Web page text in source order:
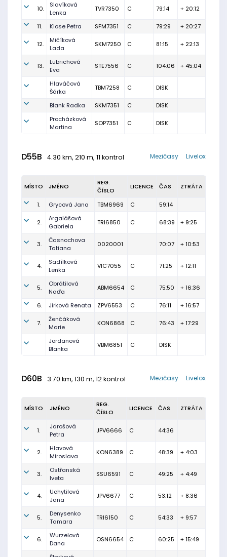
10.
Slavíková
Lenka
TVR7350 C 79:14 + 20:12
11. Klose Petra SFM7351 C 79:29 + 20:27
12.
Mičíková
Lada
SKM7250 C 81:15 + 22:13
13.
Lubrichová
Eva
STE7556 C 104:06 + 45:04
Hlaváčová
Šárka
TBM7258 C DISK
Blank Radka SKM7351 C
DISK
Procházková
Martina
SOP7351 C DISK
D55B 4.30 km, 210 m, 11 kontrol Livelox
Mezičasy
MÍSTO JMÉNO
REG.
ČÍSLO
LICENCE ČAS ZTRÁTA
1. Grycová Jana TBM6969 C 59:14
2.
Argalášová
Gabriela
TRI6850 C 68:39 + 9:25
3.
Časnochova
Tatiana
0020001 70:07 + 10:53
4.
Sadílková
Lenka
VIC7055 C 71:25 + 12:11
5.
Obrátilová
Naďa
ABM6654 C 75:50 + 16:36
6. Jirková Renata ZPV6553 C 76:11 + 16:57
7.
Ženčáková
Marie
KON6868 C 76:43 + 17:29
Jordanová
Blanka
VBM6851 C DISK
D60B 3.70 km, 130 m, 12 kontrol Livelox
Mezičasy
MÍSTO JMÉNO
REG.
ČÍSLO
LICENCE ČAS ZTRÁTA
1.
Jarošová
Petra
JPV6666 C 44:36
2.
Hlavová
Miroslava
KON6389 C 48:39 + 4:03
3.
Ostřanská
Iveta
SSU6591 C 49:25 + 4:49
4.
Uchytilová
Jana
JPV6677 C 53:12 + 8:36
5.
Denysenko
Tamara
TRI6150 C 54:33 + 9:57
6.
Wurzelová
Dana
OSN6654 C 60:25 + 15:49